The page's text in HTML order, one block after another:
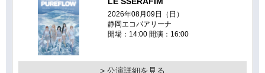
2026年08月09日（日）
静岡エコパアリーナ
開場：14:00 開演：16:00
> 公演詳細を見る